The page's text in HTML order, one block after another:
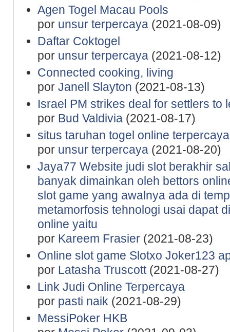
Agen Togel Macau Pools
por unsur terpercaya(2021-08-09)
Daftar Coktogel
por unsur terpercaya(2021-08-12)
Connected cooking, living
por Janell Slayton (2021-08-13)
Israel PM strikes deal for settlers to
por Bud Valdivia(2021-08-17)
situs taruhan togel online terpercaya
por unsur terpercaya(2021-08-20)
Jaya77 Website judi slot berakhir
banyak dimainkan oleh bettors
slot game yang awalnya ada di
metamorfosis tehnologi usai dapat
online yaitu
por Kareem Frasier(2021-08-23)
Online slot game Slotxo Joker123
por Latasha Truscott(2021-08-27)
Link Judi Online Terpercaya
por pasti naik (2021-08-29)
MessiPoker HKB